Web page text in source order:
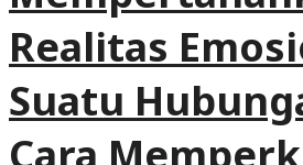
Realitas
Suatu